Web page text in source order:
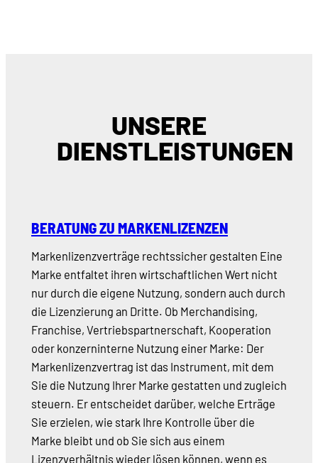
UNSERE
DIENSTLEISTUNGEN
BERATUNG ZU MARKENLIZENZEN
Markenlizenzverträge rechtssicher gestalten Eine
Marke entfaltet ihren wirtschaftlichen Wert nicht
nur durch die eigene Nutzung, sondern auch durch
die Lizenzierung an Dritte. Ob Merchandising,
Franchise, Vertriebspartnerschaft, Kooperation
oder konzerninterne Nutzung einer Marke: Der
Markenlizenzvertrag ist das Instrument, mit dem
Sie die Nutzung Ihrer Marke gestatten und zugleich
steuern. Er entscheidet darüber, welche Erträge
Sie erzielen, wie stark Ihre Kontrolle über die
Marke bleibt und ob Sie sich aus einem
Lizenzverhältnis wieder lösen können, wenn es